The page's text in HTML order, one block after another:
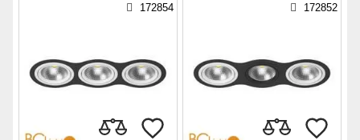
172854 172852